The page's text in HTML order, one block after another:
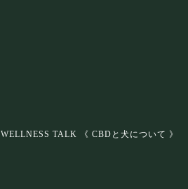
WELLNESS TALK 《 CBDと犬について 》